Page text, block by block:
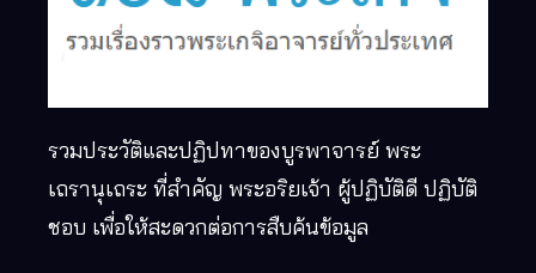
รวมประวัติและปฏิปทาของบูรพาจารย์ พระ
เถรานุเถระ ที่สำคัญ พระอริยเจ้า ผู้ปฏิบัติดี ปฏิบัติ
ชอบ เพื่อให้สะดวกต่อการสืบค้นข้อมูล